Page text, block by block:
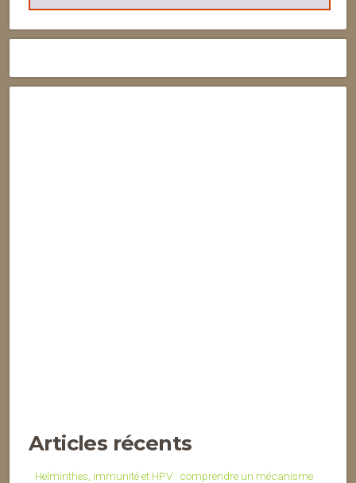
Articles récents
Helminthes, immunité et HPV : comprendre un mécanisme